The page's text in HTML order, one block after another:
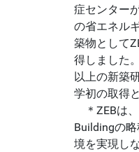
症センター
の省エネル
築物として
得しました
以上の新築
学初の取得
＊ZEBは、
Buildingの
境を実現し